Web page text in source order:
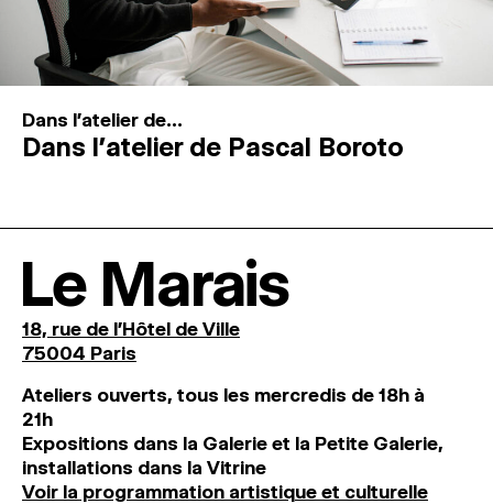
Dans l'atelier de...
Dans l’atelier de Pascal Boroto
Le Marais
18, rue de l'Hôtel de Ville
75004 Paris
Ateliers ouverts, tous les mercredis de 18h à
21h
Expositions dans la Galerie et la Petite Galerie,
installations dans la Vitrine
Voir la programmation artistique et culturelle